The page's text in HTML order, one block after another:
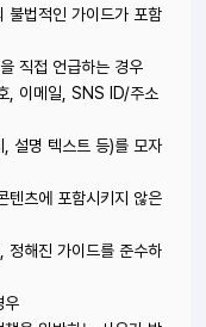
불법적인 가이드가 포함
직접 언급하는 경우
, 이메일, SNS ID/주소
설명 텍스트 등)를 모자
텐츠에 포함시키지 않은
정해진 가이드를 준수하
우